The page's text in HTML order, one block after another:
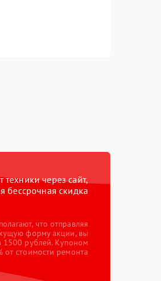
через сайт,
бессрочная скидка
что отправляя
форму акции, вы
1500 рублей. Купоном
от стоимости ремонта